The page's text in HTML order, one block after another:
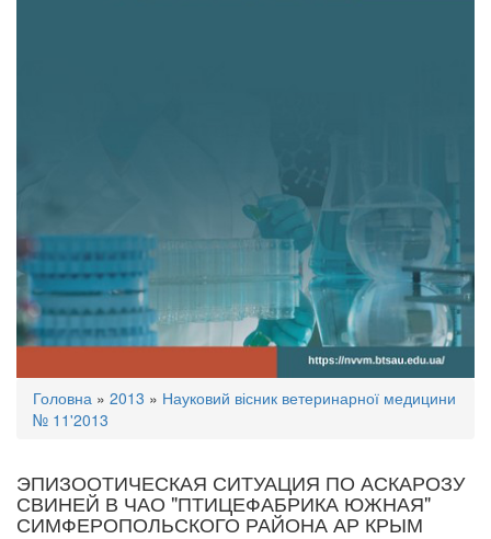
Ви
тут
Головна » 2013 » Науковий вісник ветеринарної медицини
№ 11'2013
ЭПИЗООТИЧЕСКАЯ СИТУАЦИЯ ПО АСКАРОЗУ
СВИНЕЙ В ЧАО "ПТИЦЕФАБРИКА ЮЖНАЯ"
СИМФЕРОПОЛЬСКОГО РАЙОНА АР КРЫМ